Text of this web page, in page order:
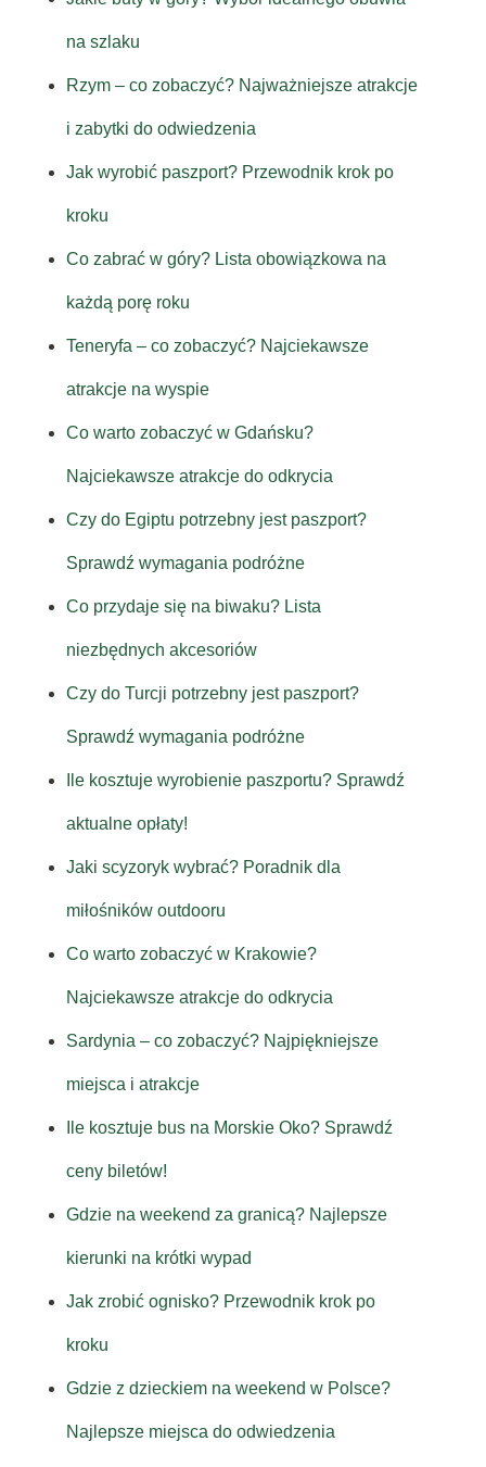
na szlaku
Rzym – co zobaczyć? Najważniejsze atrakcje
i zabytki do odwiedzenia
Jak wyrobić paszport? Przewodnik krok po
kroku
Co zabrać w góry? Lista obowiązkowa na
każdą porę roku
Teneryfa – co zobaczyć? Najciekawsze
atrakcje na wyspie
Co warto zobaczyć w Gdańsku?
Najciekawsze atrakcje do odkrycia
Czy do Egiptu potrzebny jest paszport?
Sprawdź wymagania podróżne
Co przydaje się na biwaku? Lista
niezbędnych akcesoriów
Czy do Turcji potrzebny jest paszport?
Sprawdź wymagania podróżne
Ile kosztuje wyrobienie paszportu? Sprawdź
aktualne opłaty!
Jaki scyzoryk wybrać? Poradnik dla
miłośników outdooru
Co warto zobaczyć w Krakowie?
Najciekawsze atrakcje do odkrycia
Sardynia – co zobaczyć? Najpiękniejsze
miejsca i atrakcje
Ile kosztuje bus na Morskie Oko? Sprawdź
ceny biletów!
Gdzie na weekend za granicą? Najlepsze
kierunki na krótki wypad
Jak zrobić ognisko? Przewodnik krok po
kroku
Gdzie z dzieckiem na weekend w Polsce?
Najlepsze miejsca do odwiedzenia